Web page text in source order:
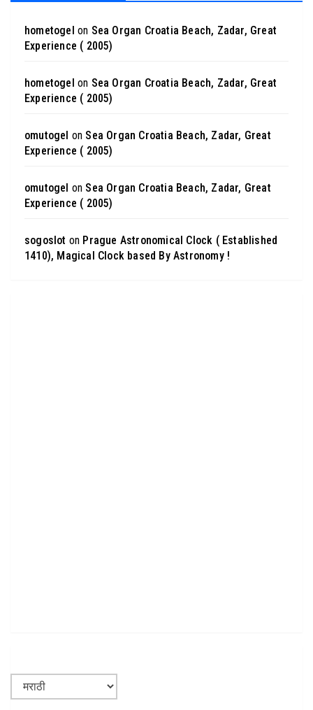
hometogel on Sea Organ Croatia Beach, Zadar, Great
Experience ( 2005)
hometogel on Sea Organ Croatia Beach, Zadar, Great
Experience ( 2005)
omutogel on Sea Organ Croatia Beach, Zadar, Great
Experience ( 2005)
omutogel on Sea Organ Croatia Beach, Zadar, Great
Experience ( 2005)
sogoslot on Prague Astronomical Clock ( Established
1410), Magical Clock based By Astronomy !